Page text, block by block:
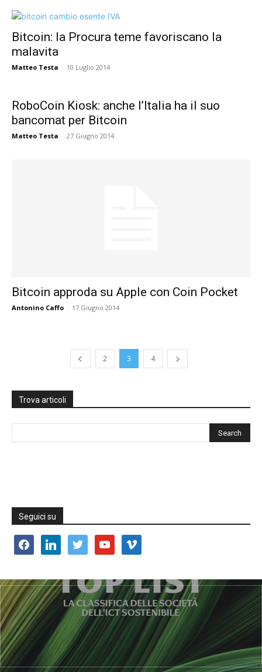
Bitcoin: la Procura teme favoriscano la
malavita
Matteo Testa - 10 Luglio 2014
RoboCoin Kiosk: anche l’Italia ha il suo
bancomat per Bitcoin
Matteo Testa - 27 Giugno 2014
Bitcoin approda su Apple con Coin Pocket
Antonino Caffo - 17 Giugno 2014
2 3 4
Trova articoli
Seguici su
facebooklinkedin twitter youtube vimeo